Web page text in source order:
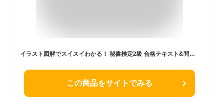
イラスト図解でスイスイわかる！ 秘書検定2級 合格テキスト&問題集 【電子書籍】[ 杉本直鴻 ]
この商品をサイトでみる